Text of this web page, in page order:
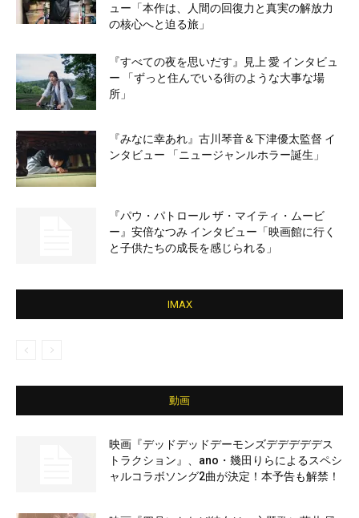
ュー「本作は、人間の回復力と真実の解放力
の核心へと迫る旅」
『すべての夜を思いだす』見上 愛 インタビュ
ー 「ずっと住んでいる街のような大事な場
所」
『みなに幸あれ』古川琴音＆下津優太監督 イ
ンタビュー 「ニュージャンルホラー誕生」
『パウ・パトロール ザ・マイティ・ムービ
ー』安倍なつみ インタビュー「映画館に行く
と子供たちの成長を感じられる」
IMAX
動画
映画『デッドデッドデーモンズデデデデデス
トラクション』、ano・幾田りらによるスペシ
ャルコラボソング2曲が決定！本予告も解禁！